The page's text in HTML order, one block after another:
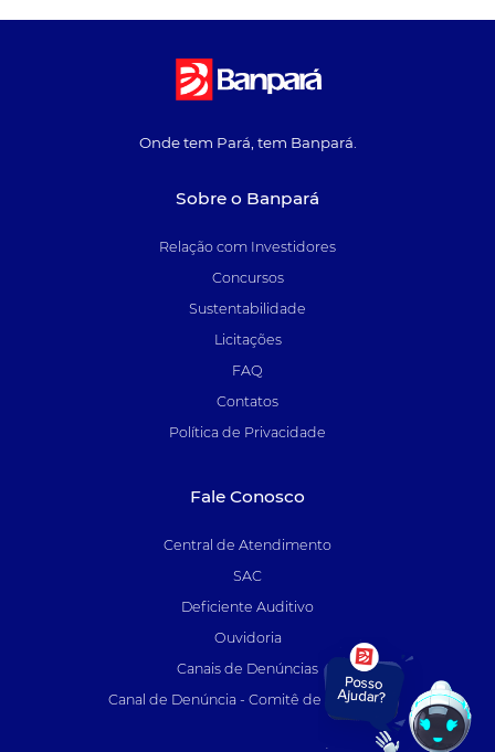
Onde tem Pará, tem Banpará.
Sobre o Banpará
Relação com Investidores
Concursos
Sustentabilidade
Licitações
FAQ
Contatos
Política de Privacidade
Fale Conosco
Central de Atendimento
SAC
Deficiente Auditivo
Ouvidoria
Canais de Denúncias
Canal de Denúncia - Comitê de Auditoria